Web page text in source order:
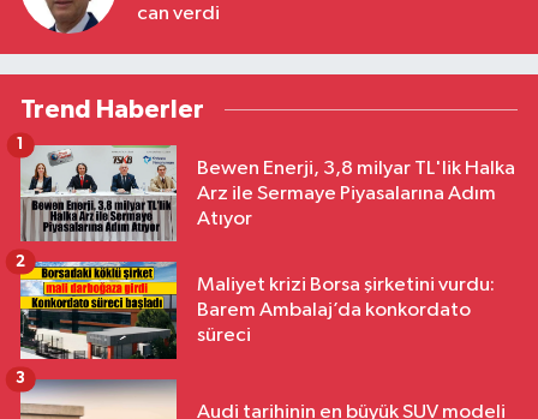
can verdi
Trend Haberler
Bewen Enerji, 3,8 milyar TL'lik Halka
Arz ile Sermaye Piyasalarına Adım
Atıyor
1
Maliyet krizi Borsa şirketini vurdu:
Barem Ambalaj’da konkordato
süreci
2
Audi tarihinin en büyük SUV modeli
3